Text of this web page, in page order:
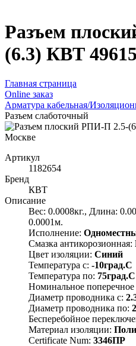
Разъем
(6.3) КВТ 49615
Главная страница
Оnline заказ
Арматура кабельная/
Разъем слаботочный
Артикул
1182654
Бренд
КВТ
Описание
Вес: 0.0008кг., Длина:
0.0001м.
Исполнение:
Смазка антикорозионная:
Цвет изоляции: Синий
Температура с: -10град.C
Температура по: 75град.C
Номинальное поперечное
Диаметр проводника с:
Диаметр проводника по:
Бесперебойное
Материал изоляции:
Certificate Num: 3346ПР